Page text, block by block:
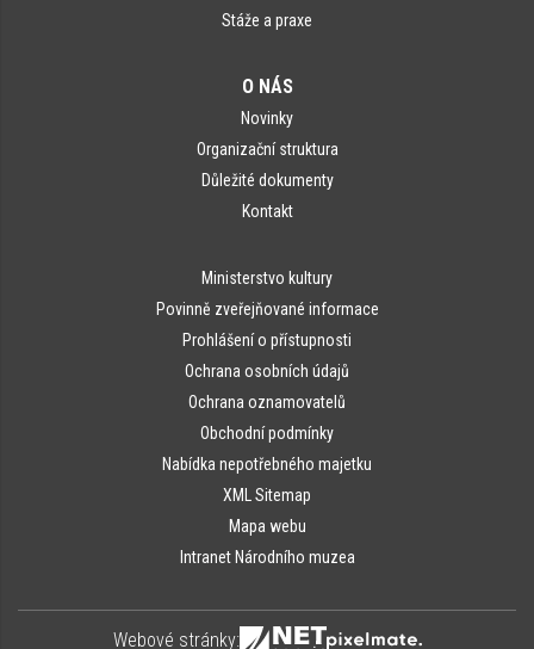
Stáže a praxe
O NÁS
Novinky
Organizační struktura
Důležité dokumenty
Kontakt
Ministerstvo kultury
Povinně zveřejňované informace
Prohlášení o přístupnosti
Ochrana osobních údajů
Ochrana oznamovatelů
Obchodní podmínky
Nabídka nepotřebného majetku
XML Sitemap
Mapa webu
Intranet Národního muzea
Webové stránky: